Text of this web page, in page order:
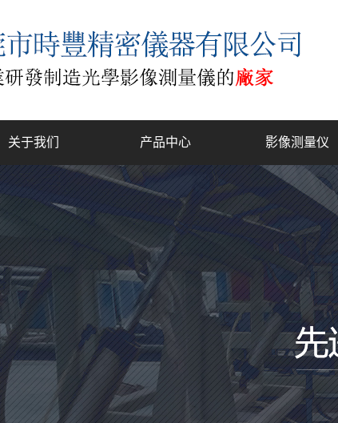
关于我们
公司简介
联系我们
产品中心
复合式2.5D测量仪
工具显微镜
龙门结构影像测量仪
全自动影像测量仪
手动型二次元影像测量仪
一键式快速测量仪
影像测量仪